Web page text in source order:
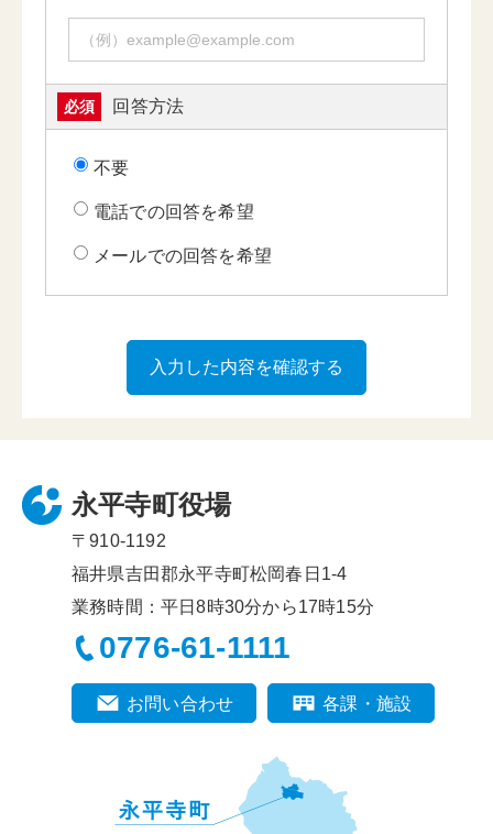
必須 回答方法
不要
電話での回答を希望
メールでの回答を希望
永平寺町役場
〒910-1192
福井県吉田郡永平寺町松岡春日1-4
業務時間：平日8時30分から17時15分
0776-61-1111
お問い合わせ 各課・施設